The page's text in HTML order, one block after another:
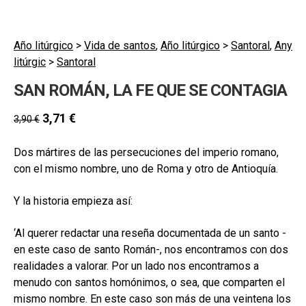
el
ACTUALITAT
menú
BLOG
el
CONTACTE
CERCAR
CAT
Año litúrgico > Vida de santos, Año litúrgico > Santoral, Any
litúrgic > Santoral
SAN ROMÁN, LA FE QUE SE CONTAGIA
3,90€ 3,71 €
Dos mártires de las persecuciones del imperio romano,
con el mismo nombre, uno de Roma y otro de Antioquía.
Y la historia empieza así:
‘Al querer redactar una reseña documentada de un santo -
en este caso de santo Román-, nos encontramos con dos
realidades a valorar. Por un lado nos encontramos a
menudo con santos homónimos, o sea, que comparten el
mismo nombre. En este caso son más de una veintena los